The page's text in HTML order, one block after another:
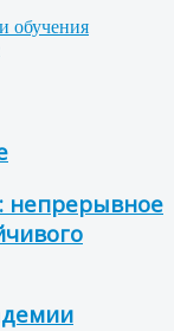
обучения
непрерывное